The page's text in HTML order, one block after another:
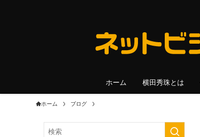
ホーム 横田秀珠とは
ホーム ブログ